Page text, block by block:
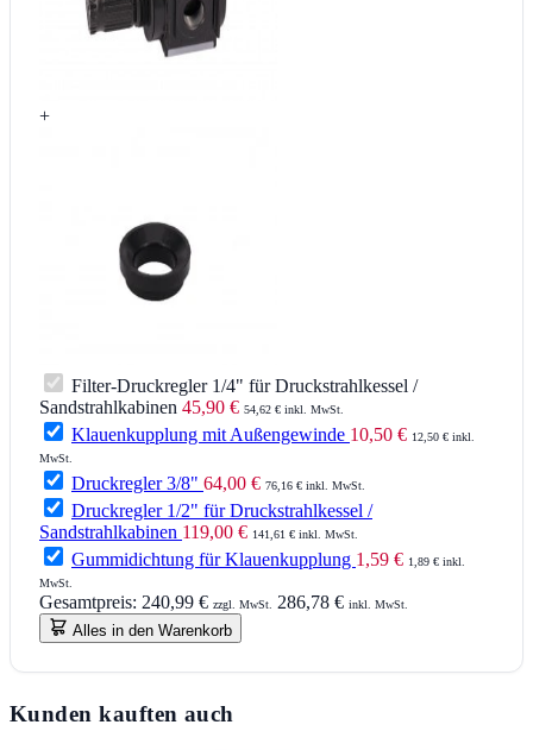
+
Filter-Druckregler 1/4" für Druckstrahlkessel /
Sandstrahlkabinen 45,90 € 54,62 € inkl. MwSt.
Klauenkupplung mit Außengewinde 10,50 € 12,50 € inkl.
MwSt.
Druckregler 3/8" 64,00 € 76,16 € inkl. MwSt.
Druckregler 1/2" für Druckstrahlkessel /
Sandstrahlkabinen 119,00 € 141,61 € inkl. MwSt.
Gummidichtung für Klauenkupplung 1,59 € 1,89 € inkl.
MwSt.
Gesamtpreis: 240,99 € zzgl. MwSt. 286,78 € inkl. MwSt.
Alles in den Warenkorb
Kunden kauften auch